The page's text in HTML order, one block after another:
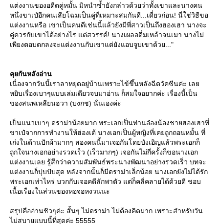
ต่งงานของอดีตคู่หมั้น มิหนำซ้ำยังกล่าวด้วยว่าทั้งเขาและนางคน
หนึ่งขาเป๋อีกคนเสียโฉมเป็นคู่ที่เหมาะสมกันดี...เดี๋ยวก่อน! นี่ใช่วิธีขอ
ต่งงานหรือ เขาเป็นคนดีเช่นนี้แล้วยังมีพี่สาวเป็นถึงฮองเฮา นางจะ
คู่ควรกับเขาได้อย่างไร แต่สวรรค์! นางเผลอดื่มเหล้าจนเมา นางไม่
เพียงตอบตกลงจะแต่งงานกับเขาแต่ยังแอบจูบเขาด้วย..."
คุยกันหลังอ่าน
เนื่องจากวันนี้เราลาหยุดอยู่บ้านเพราะไข้ขึ้นหลังฉีดวัคซีนค่ะ เล
หยิบเรื่องเบาๆแบบเล่มเดียวจบมาอ่าน ก็สมใจอยากค่ะ เรื่องนี้เป็น
ของสนพเหลียนฮวา (บงกช) นั่นเองค่ะ
เป็นแนวเบาๆ ดราม่าน้อยมาก พระเอกเป็นท่านอ๋องน้องชายฮองเฮาที่
ขาเป๋จากการทำงานให้ฮ่องเต้ นางเอกเป็นผู้หญิงที่เคยถูกถอนหมั้น ที่
เก่งในด้านปักผ้ามากๆ สองคนนี้มาเจอกันโดยบังเอิญแล้วพระเอกก็
ถูกใจนางเอกอย่างรวดเร็ว (เร็วมากๆ) เจอกันไม่กี่ครั้งก็ขอนางเอก
ต่งงานเลย รู้สึกว่าความสัมพันธ์พระนางพัฒนาอย่างรวดเร็ว บทจะ
ต่งงานก็ปุบปับสุด หลังจากนั้นก็มีดราม่าเล็กน้อย นางเอกยังไม่ได้รัก
พระเอกเท่าไหร่ บวกกับเจอคดีลักพาตัว แต่ก็คลี่คลายได้ด้วยดี ชอบ
เนื้อเรื่องในส่วนของหอจอหงวนนะ
สรุปคืออ่านชิวๆค่ะ สั้นๆ ไม่ดราม่า ไม่ต้องคิดมาก เพราะสำหรับวัน
ไม่สบายแบบนี้ที่สุดค่ะ 55555